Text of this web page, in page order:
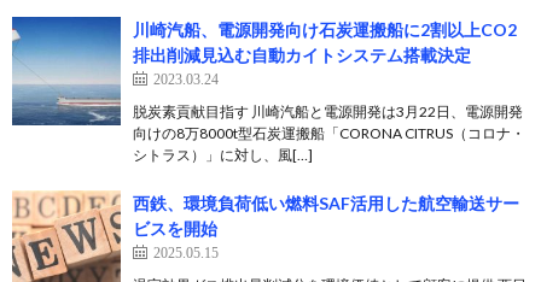
川崎汽船、電源開発向け石炭運搬船に2割以上CO2
排出削減見込む自動カイトシステム搭載決定
2023.03.24
脱炭素貢献目指す 川崎汽船と電源開発は3月22日、電源開発
向けの8万8000t型石炭運搬船「CORONA CITRUS（コロナ・
シトラス）」に対し、風[…]
西鉄、環境負荷低い燃料SAF活用した航空輸送サー
ビスを開始
2025.05.15